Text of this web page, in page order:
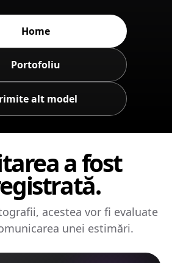
Home
Portofoliu
alt model
a fost
acestea vor fi evaluate
unei estimări.